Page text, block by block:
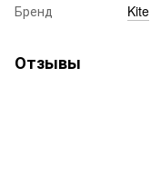
Бренд Kite
Отзывы